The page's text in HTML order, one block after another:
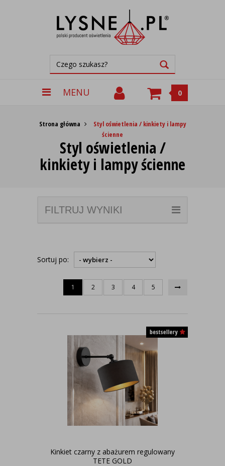
MENU 0
Strona główna
Styl oświetlenia / kinkiety i lampy
ścienne
Styl oświetlenia /
kinkiety i lampy ścienne
FILTRUJ WYNIKI
Sortuj po:
1 2 3 4 5
Kinkiet czarny z abażurem regulowany
TETE GOLD